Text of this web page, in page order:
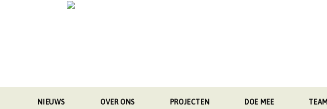
NIEUWS OVER ONS PROJECTEN DOE MEE TEAM